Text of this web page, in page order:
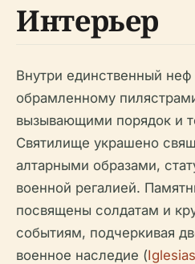
Интерьер
Внутри единственный
обрамленному
вызывающими порядок и
Святилище украшено
алтарными образами,
военной регалией.
посвящены солдатам и
событиям, подчеркивая
военное наследие (